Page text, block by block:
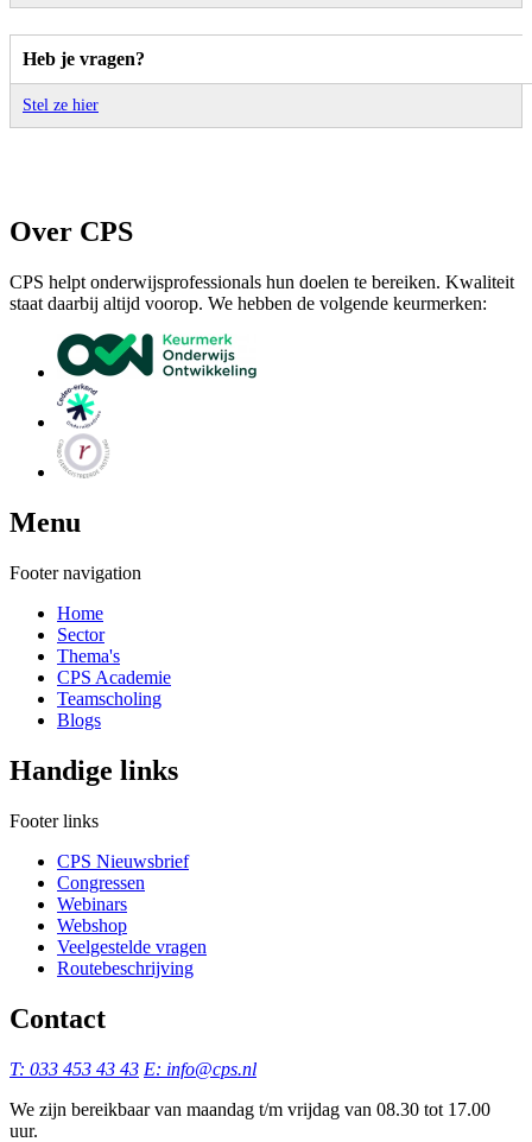
Heb je vragen?
Stel ze hier
Over CPS
CPS helpt onderwijsprofessionals hun doelen te bereiken. Kwaliteit
staat daarbij altijd voorop. We hebben de volgende keurmerken:
Menu
Footer navigation
Home
Sector
Thema's
CPS Academie
Teamscholing
Blogs
Handige links
Footer links
CPS Nieuwsbrief
Congressen
Webinars
Webshop
Veelgestelde vragen
Routebeschrijving
Contact
T: 033 453 43 43 E: info@cps.nl
We zijn bereikbaar van maandag t/m vrijdag van 08.30 tot 17.00
uur.